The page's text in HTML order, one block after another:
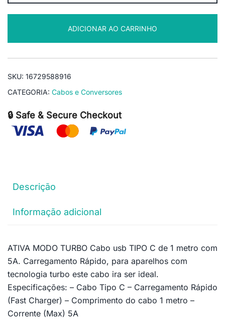
Dados
Tipo
C
3.0
quantidade
ADICIONAR AO CARRINHO
SKU: 16729588916
CATEGORIA: Cabos e Conversores
🔒 Safe & Secure Checkout
Descrição
Informação adicional
ATIVA MODO TURBO Cabo usb TIPO C de 1 metro com
5A. Carregamento Rápido, para aparelhos com
tecnologia turbo este cabo ira ser ideal.
Especificações: – Cabo Tipo C – Carregamento Rápido
(Fast Charger) – Comprimento do cabo 1 metro –
Corrente (Max) 5A